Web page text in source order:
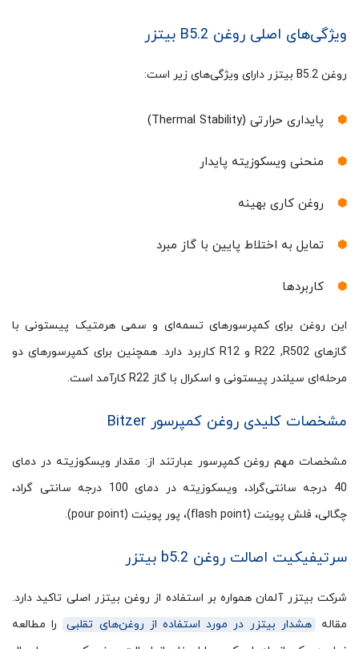
ویژگی‌های اصلی روغن B5.2 بیتزر
روغن B5.2 بیتزر دارای ویژگی‌های زیر است:
پایداری حرارتی (Thermal Stability)
منحنی ویسکوزیته پایدار
روغن کاری بهینه
تمایل به اختلاط پایین با گاز مبرد
کاربردها
این روغن برای کمپرسورهای تسمه‌ای و سمی هرمتیک پیستونی با
گازهای R22 ,R502 و R12 کاربرد دارد. همچنین برای کمپرسورهای دو
مرحله‌ای سیلندر پیستونی و اسکرال با گاز R22 کارآمد است.
مشخصات کلیدی روغن کمپرسور Bitzer
مشخصات مهم روغن کمپرسور عبارتند از: مقدار ویسکوزیته در دمای
40 درجه سانتی‌گراد، ویسکوزیته در دمای 100 درجه سانتی گراد،
چگالی، فلش پوینت (flash point)، پور پوینت (pour point).
سرتیفیکیت اصالت روغن b5.2 بیتزر
شرکت بیتزر آلمان همواره بر استفاده از روغن بیتزر اصلی تاکید دارد.
مقاله
هشدار بیتزر در مورد استفاده از روغن‌های تقلبی
را مطالعه